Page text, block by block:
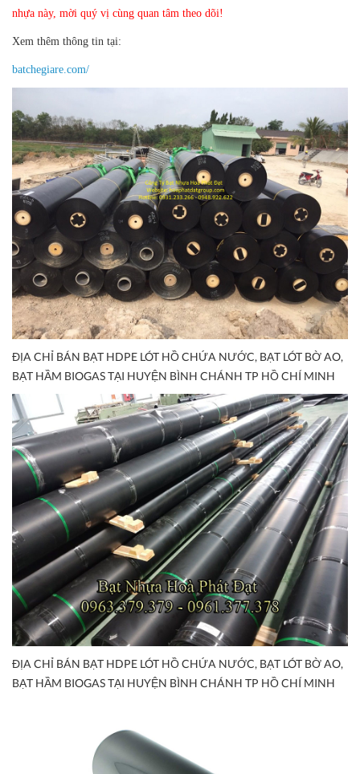
nhựa này, mời quý vị cùng quan tâm theo dõi!
Xem thêm thông tin tại:
batchegiare.com/
ĐỊA CHỈ BÁN BẠT HDPE LÓT HỒ CHỨA NƯỚC, BẠT LÓT BỜ AO,
BẠT HẦM BIOGAS TẠI HUYỆN BÌNH CHÁNH TP HỒ CHÍ MINH
ĐỊA CHỈ BÁN BẠT HDPE LÓT HỒ CHỨA NƯỚC, BẠT LÓT BỜ AO,
BẠT HẦM BIOGAS TẠI HUYỆN BÌNH CHÁNH TP HỒ CHÍ MINH